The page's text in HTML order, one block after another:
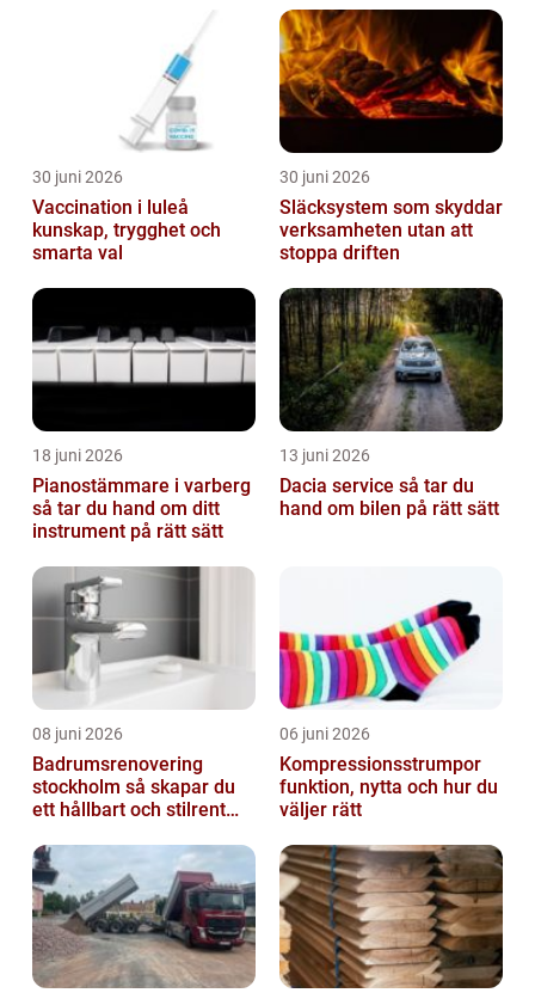
30 juni 2026
Vaccination i luleå
kunskap, trygghet och
smarta val
30 juni 2026
Släcksystem som skyddar
verksamheten utan att
stoppa driften
18 juni 2026
Pianostämmare i varberg
så tar du hand om ditt
instrument på rätt sätt
13 juni 2026
Dacia service så tar du
hand om bilen på rätt sätt
08 juni 2026
Badrumsrenovering
stockholm så skapar du
ett hållbart och stilrent
06 juni 2026
Kompressionsstrumpor
funktion, nytta och hur du
väljer rätt